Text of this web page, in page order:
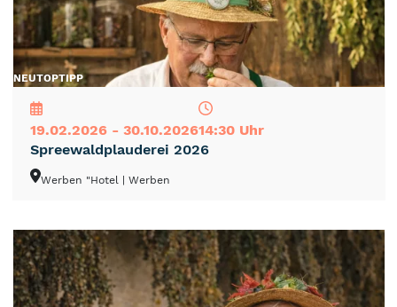
NEUTOPTIPP
19.02.2026 - 30.10.202614:30 Uhr
Spreewaldplauderei 2026
Werben "Hotel | Werben